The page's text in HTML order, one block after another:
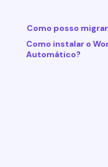
Como posso
Como instalar o
Automático?